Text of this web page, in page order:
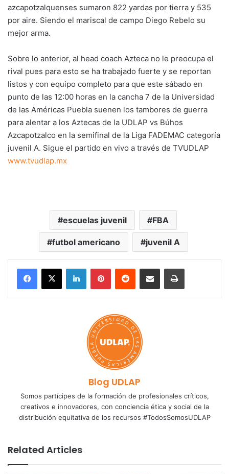
azcapotzalquenses sumaron 822 yardas por tierra y 535
por aire. Siendo el mariscal de campo Diego Rebelo su
mejor arma.
Sobre lo anterior, al head coach Azteca no le preocupa el
rival pues para esto se ha trabajado fuerte y se reportan
listos y con equipo completo para que este sábado en
punto de las 12:00 horas en la cancha 7 de la Universidad
de las Américas Puebla suenen los tambores de guerra
para alentar a los Aztecas de la UDLAP vs Búhos
Azcapotzalco en la semifinal de la Liga FADEMAC categoría
juvenil A. Sigue el partido en vivo a través de TVUDLAP
www.tvudlap.mx
escuelas juvenil FBA
futbol americano juvenil A
LinkedInPinterestReddit Share via Email Print
Blog UDLAP
Somos partícipes de la formación de profesionales críticos,
creativos e innovadores, con conciencia ética y social de la
distribución equitativa de los recursos #TodosSomosUDLAP
Related Articles